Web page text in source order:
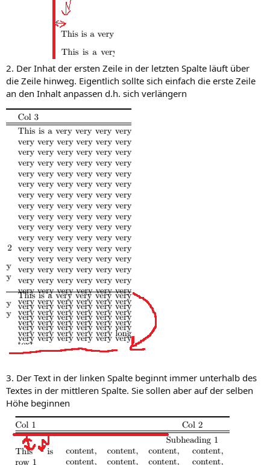
2. Der Inhat der ersten Zeile in der letzten Spalte läuft über
die Zeile hinweg. Eigentlich sollte sich einfach die erste Zeile
an den Inhalt anpassen d.h. sich verlängern
3. Der Text in der linken Spalte beginnt immer unterhalb des
Textes in der mittleren Spalte. Sie sollen aber auf der selben
Höhe beginnen